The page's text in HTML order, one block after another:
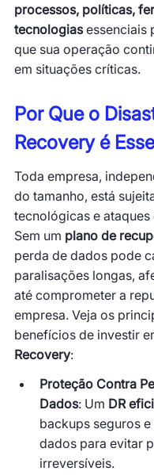
processos, políticas,
tecnologias essenciais
que sua operação
em situações críticas.
Por Que o
Recovery é
Toda empresa,
do tamanho, está
tecnológicas e
Sem um plano de
perda de dados pode
paralisações longas,
até comprometer a
empresa. Veja os
benefícios de investir
Recovery:
Proteção Contra
Dados: Um DR
backups seguros
dados para evitar
irreversíveis.